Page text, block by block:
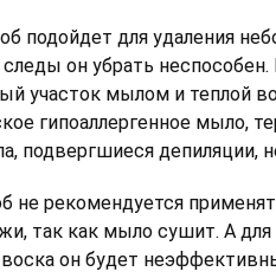
подойдет для удаления
он убрать
участок мылом и теплой
гипоаллергенное мыло,
подвергшиеся депиляции,
не рекомендуется
так как мыло сушит. А для
воска он будет